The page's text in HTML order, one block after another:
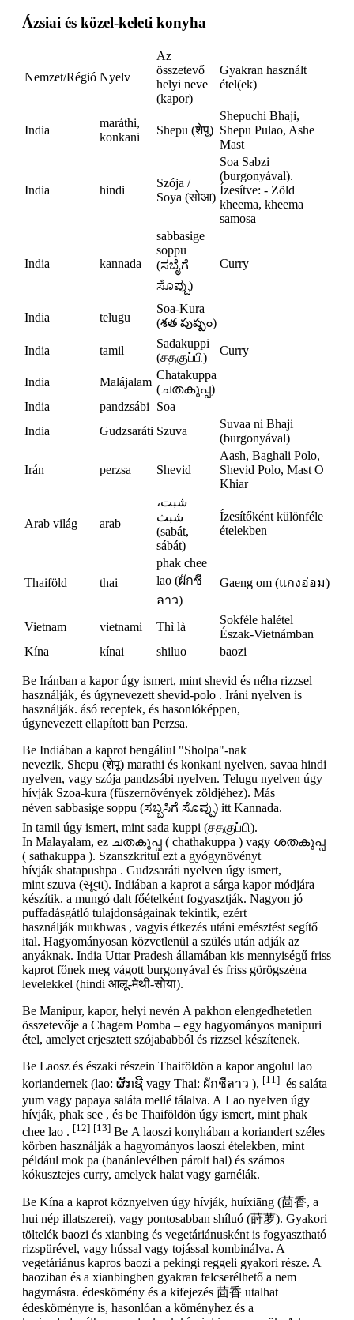
Ázsiai és közel-keleti konyha
Nemzet/Régió Nyelv
Az
összetevő
helyi neve
(kapor)
Gyakran használt
étel(ek)
India
maráthi,
konkani
Shepu (शेपू)
Shepuchi Bhaji,
Shepu Pulao, Ashe
Mast
India hindi
Szója /
Soya (सोआ)
Soa Sabzi
(burgonyával).
Ízesítve: - Zöld
kheema, kheema
samosa
India kannada
sabbasige
soppu
(ಸಬೈಗೆ
ಸೊಪ್ಪು)
Curry
India telugu
Soa-Kura
(శత పుష్పం)
India tamil
Sadakuppi
(சதகுப்பி)
Curry
India Malájalam
Chatakuppa
(ചതകുപ്പ)
India
pandzsábi
Soa
India
Gudzsaráti Szuva
Suvaa ni Bhaji
(burgonyával)
Irán perzsa Shevid
Aash, Baghali Polo,
Shevid Polo, Mast O
Khiar
Arab világ arab
شبت،
شبث
(sabát,
sábát)
Ízesítőként különféle
ételekben
Thaiföld thai
phak chee
lao (ผักชี
ลาว)
Gaeng om (แกงอ่อม)
Vietnam vietnami Thì là
Sokféle halétel
Észak-Vietnámban
Kína
kínai shiluo baozi
Be Iránban a kapor úgy ismert, mint shevid és néha rizzsel
használják, és úgynevezett shevid-polo . Iráni nyelven is
használják. ásó receptek, és hasonlóképpen,
úgynevezett ellapított ban Perzsa.
Be Indiában a kaprot bengáliul "Sholpa"-nak
nevezik, Shepu (शेपू) marathi és konkani nyelven, savaa hindi
nyelven, vagy szója pandzsábi nyelven. Telugu nyelven úgy
hívják Szoa-kura (fűszernövények zöldjéhez). Más
néven sabbasige soppu (ಸಬ್ಬಸಿಗೆ ಸೊಪ್ಪು) itt Kannada.
In tamil úgy ismert, mint sada kuppi (சதகுப்பி).
In Malayalam, ez ചതകുപ്പ ( chathakuppa ) vagy ശതകുപ്പ
( sathakuppa ). Szanszkritul ezt a gyógynövényt
hívják shatapushpa . Gudzsaráti nyelven úgy ismert,
mint szuva (સૂવા). Indiában a kaprot a sárga kapor módjára
készítik. a mungó dalt főételként fogyasztják. Nagyon jó
puffadásgátló tulajdonságainak tekintik, ezért
használják mukhwas , vagyis étkezés utáni emésztést segítő
ital. Hagyományosan közvetlenül a szülés után adják az
anyáknak. India Uttar Pradesh államában kis mennyiségű friss
kaprot főnek meg vágott burgonyával és friss görögszéna
levelekkel (hindi आलू-मेथी-सोया).
Be Manipur, kapor, helyi nevén A pakhon elengedhetetlen
összetevője a Chagem Pomba – egy hagyományos manipuri
étel, amelyet erjesztett szójababból és rizzsel készítenek.
Be Laosz és északi részein Thaiföldön a kapor angolul lao
koriandernek (lao: ຜັກຊີ vagy Thai: ผักชีลาว ), [11] és saláta
yum vagy papaya saláta mellé tálalva. A Lao nyelven úgy
hívják, phak see , és be Thaiföldön úgy ismert, mint phak
chee lao . [12] [13] Be A laoszi konyhában a koriandert széles
körben használják a hagyományos laoszi ételekben, mint
például mok pa (banánlevélben párolt hal) és számos
kókusztejes curry, amelyek halat vagy garnélák.
Be Kína a kaprot köznyelven úgy hívják, huíxiāng (茴香, a
hui nép illatszerei), vagy pontosabban shíluó (莳萝). Gyakori
töltelék baozi és xianbing és vegetáriánusként is fogyasztható
rizspürével, vagy hússal vagy tojással kombinálva. A
vegetáriánus kapros baozi a pekingi reggeli gyakori része. A
baoziban és a xianbingben gyakran felcserélhető a nem
hagymásra. édeskömény és a kifejezés 茴香 utalhat
édesköményre is, hasonlóan a köményhez és a